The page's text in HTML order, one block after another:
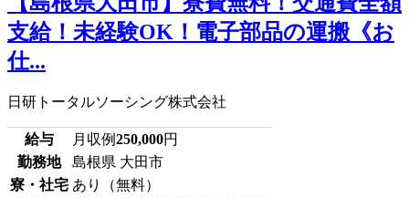
支給！未経験OK！電子部品の運搬《お
仕...
日研トータルソーシング株式会社
給与 月収例250,000円
勤務地
島根県 大田市
寮・社宅 あり（無料）